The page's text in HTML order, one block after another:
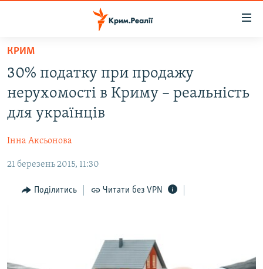
Перейти
основного
матеріалу
Перейти
до
основної
Перейти
пошуку
ВОДА.КРИМ
ВІДЕО ТА ФОТО
БЛОГИ
ПОГЛЯД
ІНТЕРВ'Ю
ЯК ОБІЙТИ БЛОКУВАННЯ
КРИМ
30% податку при продажу
нерухомості в Криму – реальність
для українців
Інна Аксьонова
21 березень 2015, 11:30
Поділитись Читати без VPN